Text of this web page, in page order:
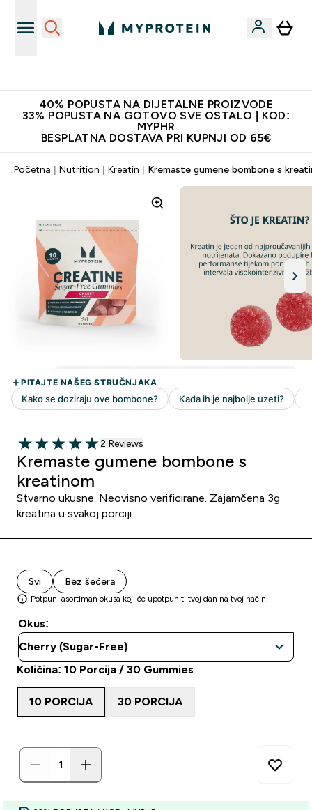
40% POPUSTA NA DIJETALNE PROIZVODE
33% POPUSTA NA GOTOVO SVE OSTALO | KOD:
MYPHR
BESPLATNA DOSTAVA PRI KUPNJI OD 65€
Početna Nutrition Kreatin Kremaste gumene bombone s
5 out of 5 stars
2 customer reviews
2 Reviews
Kremaste gumene bombone s
kreatinom
Stvarno ukusne. Neovisno verificirane. Zajamčena 3g
kreatina u svakoj porciji.
Svi Bez šećera
Potpuni asortiman okusa koji će upotpuniti tvoj dan na tvoj način.
Okus:
Količina: 10 Porcija / 30 Gummies
10 PORCIJA 30 PORCIJA